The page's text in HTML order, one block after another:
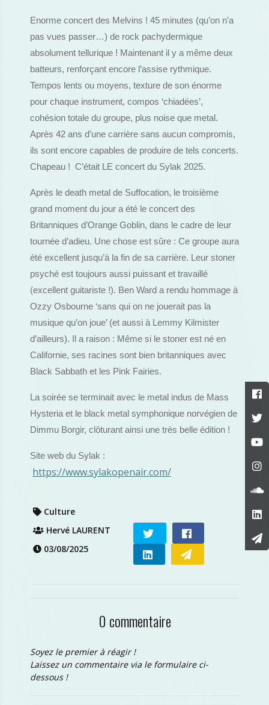
Enorme concert des Melvins ! 45 minutes (qu’on n’a
pas vues passer…) de rock pachydermique
absolument tellurique ! Maintenant il y a même deux
batteurs, renforçant encore l’assise rythmique.
Tempos lents ou moyens, texture de son énorme
pour chaque instrument, compos ‘chiadées’,
cohésion totale du groupe, plus noise que metal.
Après 42 ans d’une carrière sans aucun compromis,
ils sont encore capables de produire de tels concerts.
Chapeau ! C’était LE concert du Sylak 2025.
Après le death metal de Suffocation, le troisième
grand moment du jour a été le concert des
Britanniques d’Orange Goblin, dans le cadre de leur
tournée d’adieu. Une chose est sûre : Ce groupe aura
été excellent jusqu’à la fin de sa carrière. Leur stoner
psyché est toujours aussi puissant et travaillé
(excellent guitariste !). Ben Ward a rendu hommage à
Ozzy Osbourne ‘sans qui on ne jouerait pas la
musique qu’on joue’ (et aussi à Lemmy Kilmister
d’ailleurs). Il a raison : Même si le stoner est né en
Californie, ses racines sont bien britanniques avec
Black Sabbath et les Pink Fairies.
La soirée se terminait avec le metal indus de Mass
Hysteria et le black metal symphonique norvégien de
Dimmu Borgir, clôturant ainsi une très belle édition !
Site web du Sylak :
https://www.sylakopenair.com/
Culture
Hervé LAURENT
03/08/2025
0 commentaire
Soyez le premier à réagir !
Laissez un commentaire via le formulaire ci-
dessous !